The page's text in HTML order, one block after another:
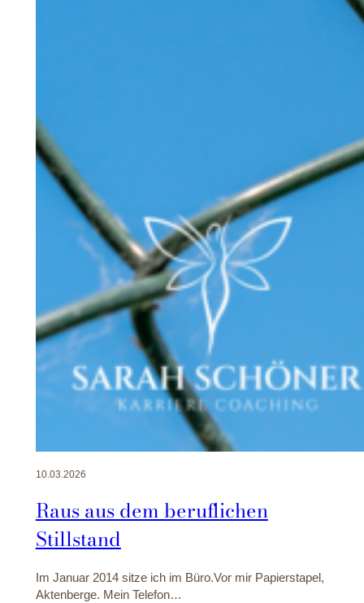
10.03.2026
Raus aus dem beruflichen
Stillstand
Im Januar 2014 sitze ich im Büro.Vor mir Papierstapel,
Aktenberge. Mein Telefon…